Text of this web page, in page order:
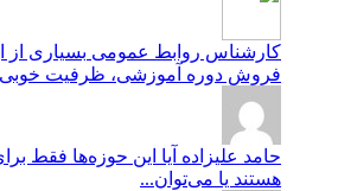
کارشناس روابط عمومی بسیاری از
فروش دوره آموزشی، ظرفیت
حامد علیزاده آیا این حوزه‌ها فقط
هستند یا می‌توان...